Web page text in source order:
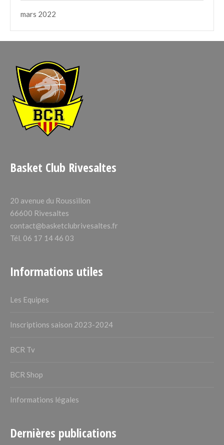
mars 2022
Basket Club Rivesaltes
20 avenue du Roussillon
66600 Rivesaltes
contact@basketclubrivesaltes.fr
Tél. 06 17 14 46 03
Informations utiles
Les Equipes
Inscriptions saison 2023-2024
BCR Tv
BCR Shop
Informations légales
Dernières publications